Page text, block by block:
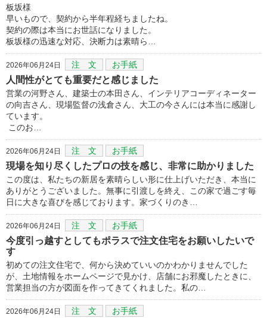
板坂様
早いもので、契約から半年程経ちましたね。
契約の際は本当にお世話になりました。
板坂様の迅速な対応、決断力は素晴ら…
2026年06月24日 注 文 お手紙
人間性がとても重要だと感じました
営業の河野さん、建築士の本田さん、インテリアコーディネーター
の向吉さん、現場監督の浅倉さん、大工の今さんには本当に感謝し
ています。
このお…
2026年06月24日 注 文 お手紙
現場を知り尽くしたプロの技を感じ、非常に助かりました
この度は、私たちの新居を素晴らしい形に仕上げいただき、本当に
ありがとうございました。無事に引渡しを終え、この家で過ごす毎
日に大きな喜びを感じております。家づくりのき…
2026年06月24日 注 文 お手紙
今度引っ越すとしてもポラスで注文住宅をお願いしたいで
す
初めての注文住宅で、何から決めていいのかわかりませんでした
が、土地情報をホームページで見かけ、店舗にお邪魔したときに、
営業担当の方が図面を作ってきてくれました。私の…
2026年06月24日 注 文 お手紙